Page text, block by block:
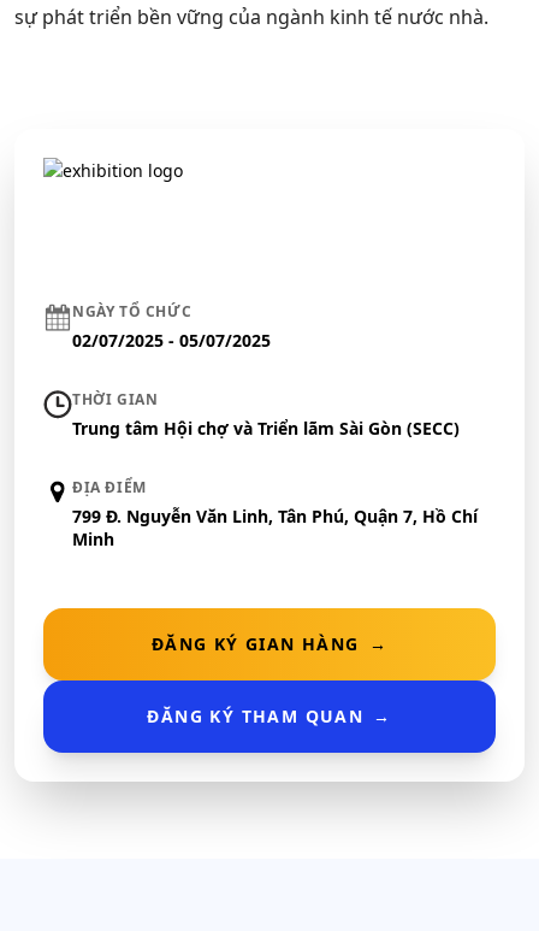
sự phát triển bền vững của ngành kinh tế nước nhà.
NGÀY TỔ CHỨC
02/07/2025 - 05/07/2025
THỜI GIAN
Trung tâm Hội chợ và Triển lãm Sài Gòn (SECC)
ĐỊA ĐIỂM
799 Đ. Nguyễn Văn Linh, Tân Phú, Quận 7, Hồ Chí
Minh
ĐĂNG KÝ GIAN HÀNG →
ĐĂNG KÝ THAM QUAN →